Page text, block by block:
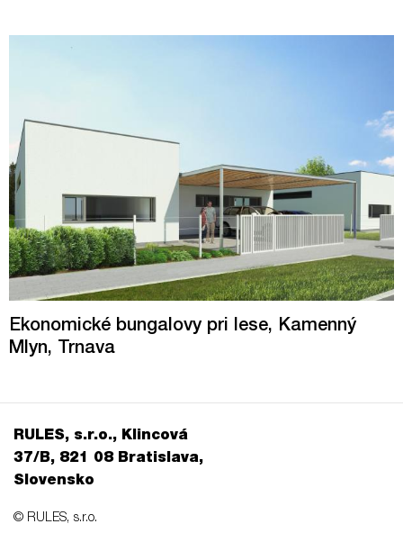
Ekonomické bungalovy pri lese, Kamenný
Mlyn, Trnava
RULES, s.r.o., Klincová
37/B, 821 08 Bratislava,
Slovensko
© RULES, s.r.o.